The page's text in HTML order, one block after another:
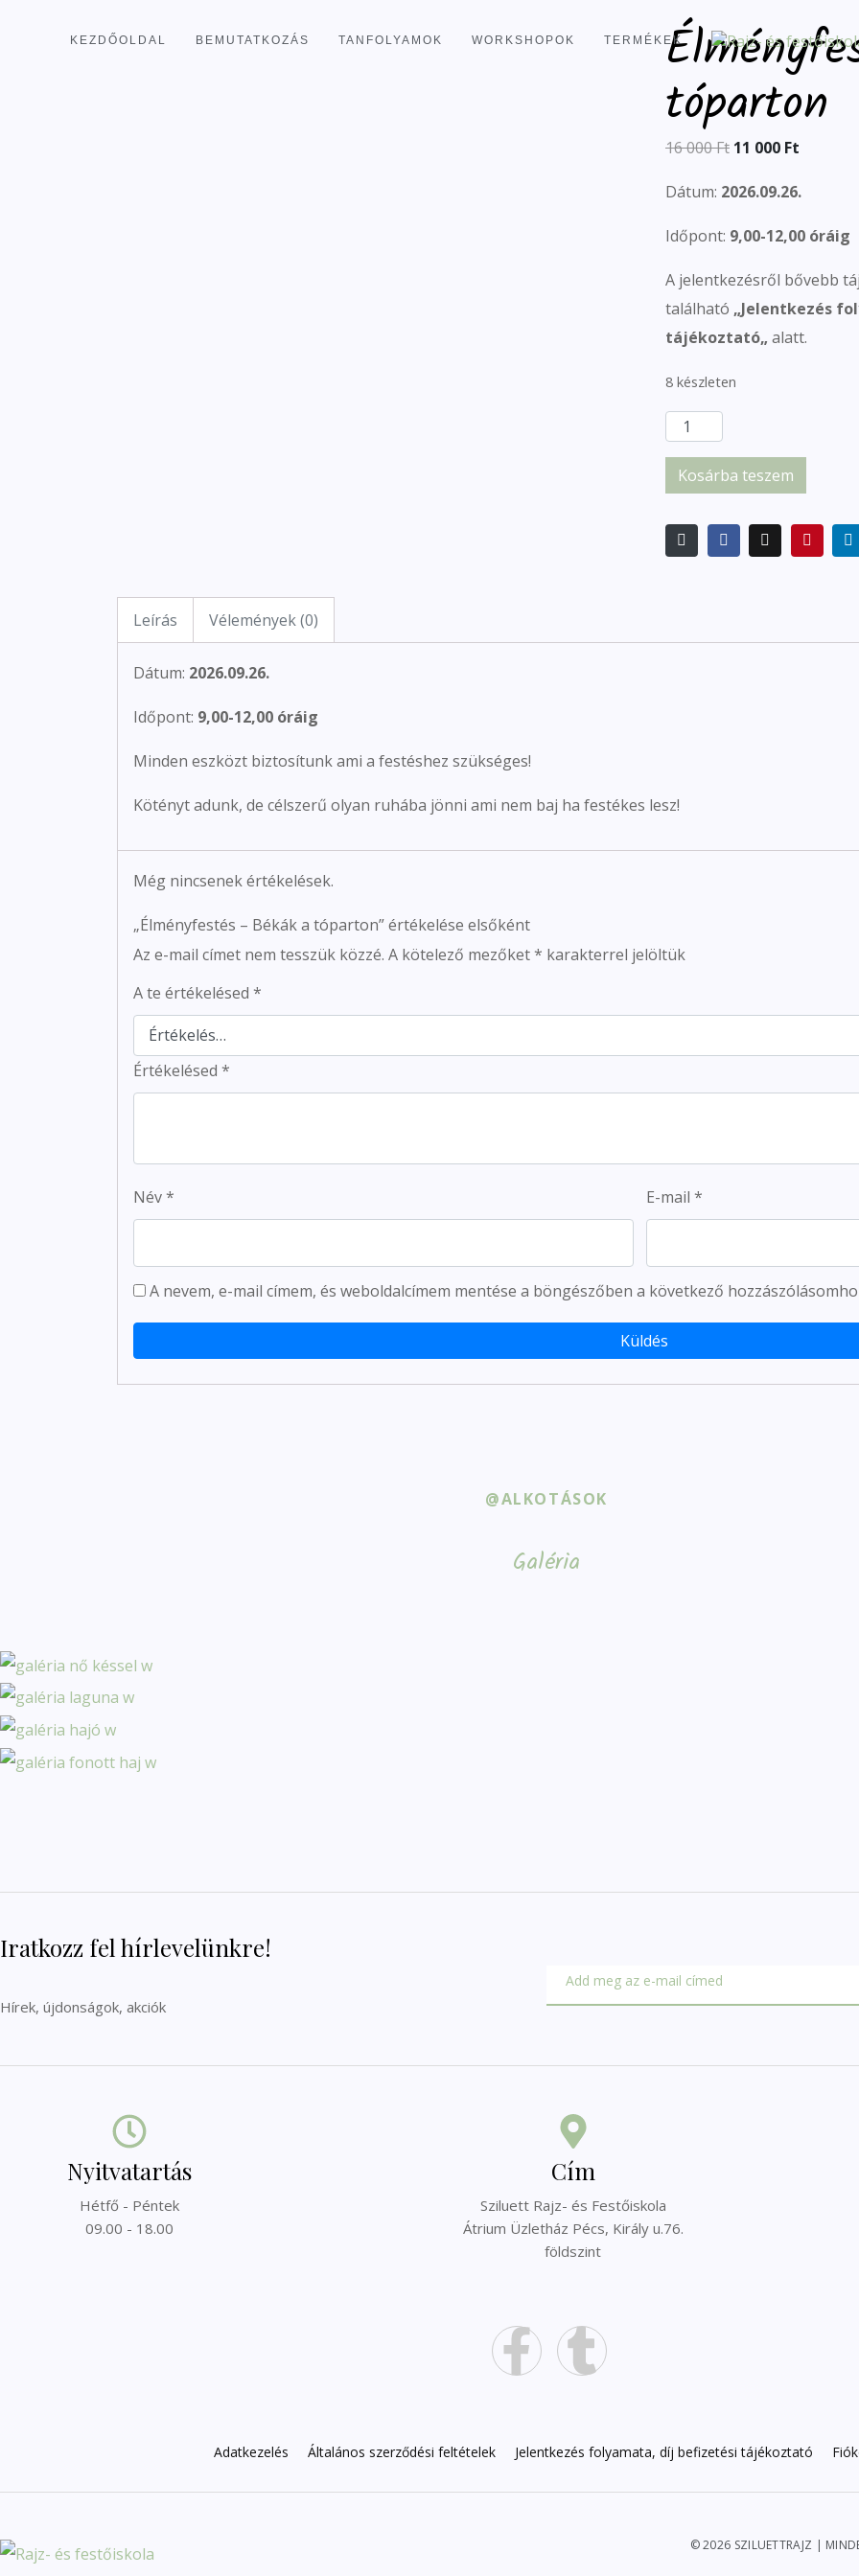
KEZDŐOLDAL BEMUTATKOZÁS TANFOLYAMOK WORKSHOPOK TERMÉKEK
tóparton
16 000Ft 11 000 Ft
Dátum: 2026.09.26.
Időpont: 9,00-12,00 óráig
A jelentkezésről bővebb
található „Jelentkezés
tájékoztató„ alatt.
8 készleten
Kosárba teszem
Leírás Vélemények (0)
Dátum: 2026.09.26.
Időpont: 9,00-12,00 óráig
Minden eszközt biztosítunk ami a festéshez szükséges!
Kötényt adunk, de célszerű olyan ruhába jönni ami nem baj ha festékes lesz!
Még nincsenek értékelések.
„Élményfestés – Békák a tóparton” értékelése elsőként
Az e-mail címet nem tesszük közzé. A kötelező mezőket* karakterrel jelöltük
A te értékelésed *
Értékelésed *
Név* E-mail*
A nevem, e-mail címem, és weboldalcímem mentése a böngészőben a következő
@ALKOTÁSOK
Galéria
Iratkozz fel hírlevelünkre!
Hírek, újdonságok, akciók
Nyitvatartás
Hétfő - Péntek
09.00 - 18.00
Cím
Sziluett Rajz- és Festőiskola
Átrium Üzletház Pécs, Király u.76.
földszint
Adatkezelés Általános szerződési feltételek Jelentkezés folyamata, díj befizetési tájékoztató
© 2026 SZILUETTRAJZ |